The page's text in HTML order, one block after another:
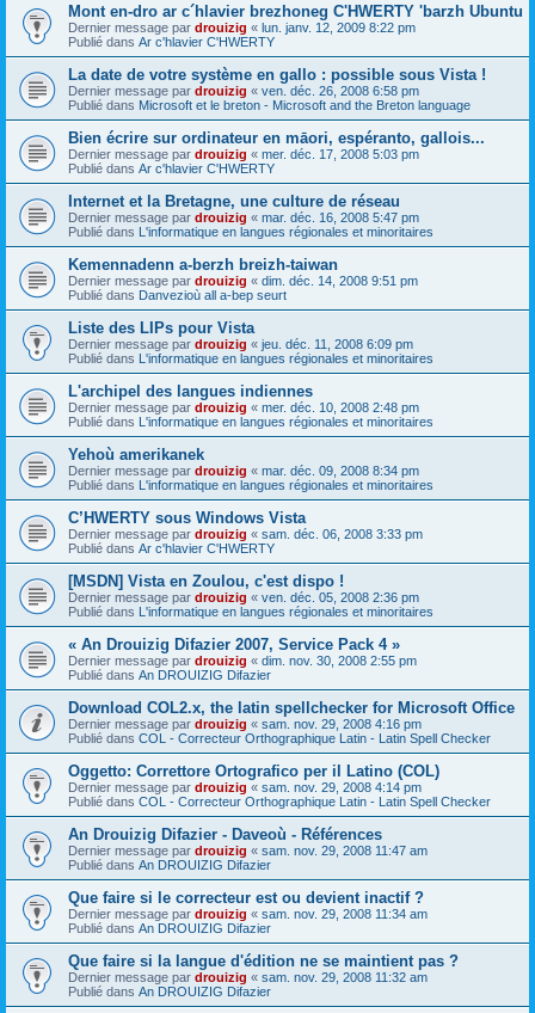
Mont en-dro ar c´hlavier brezhoneg C'HWERTY 'barzh Ubuntu
Dernier message par drouizig « lun. janv. 12, 2009 8:22 pm
Publié dans Ar c'hlavier C'HWERTY
La date de votre système en gallo : possible sous Vista !
Dernier message par drouizig « ven. déc. 26, 2008 6:58 pm
Publié dans Microsoft et le breton - Microsoft and the Breton language
Bien écrire sur ordinateur en māori, espéranto, gallois...
Dernier message par drouizig « mer. déc. 17, 2008 5:03 pm
Publié dans Ar c'hlavier C'HWERTY
Internet et la Bretagne, une culture de réseau
Dernier message par drouizig « mar. déc. 16, 2008 5:47 pm
Publié dans L'informatique en langues régionales et minoritaires
Kemennadenn a-berzh breizh-taiwan
Dernier message par drouizig « dim. déc. 14, 2008 9:51 pm
Publié dans Danvezioù all a-bep seurt
Liste des LIPs pour Vista
Dernier message par drouizig « jeu. déc. 11, 2008 6:09 pm
Publié dans L'informatique en langues régionales et minoritaires
L'archipel des langues indiennes
Dernier message par drouizig « mer. déc. 10, 2008 2:48 pm
Publié dans L'informatique en langues régionales et minoritaires
Yehoù amerikanek
Dernier message par drouizig « mar. déc. 09, 2008 8:34 pm
Publié dans L'informatique en langues régionales et minoritaires
C’HWERTY sous Windows Vista
Dernier message par drouizig « sam. déc. 06, 2008 3:33 pm
Publié dans Ar c'hlavier C'HWERTY
[MSDN] Vista en Zoulou, c'est dispo !
Dernier message par drouizig « ven. déc. 05, 2008 2:36 pm
Publié dans L'informatique en langues régionales et minoritaires
« An Drouizig Difazier 2007, Service Pack 4 »
Dernier message par drouizig « dim. nov. 30, 2008 2:55 pm
Publié dans An DROUIZIG Difazier
Download COL2.x, the latin spellchecker for Microsoft Office
Dernier message par drouizig « sam. nov. 29, 2008 4:16 pm
Publié dans COL - Correcteur Orthographique Latin - Latin Spell Checker
Oggetto: Correttore Ortografico per il Latino (COL)
Dernier message par drouizig « sam. nov. 29, 2008 4:14 pm
Publié dans COL - Correcteur Orthographique Latin - Latin Spell Checker
An Drouizig Difazier - Daveoù - Références
Dernier message par drouizig « sam. nov. 29, 2008 11:47 am
Publié dans An DROUIZIG Difazier
Que faire si le correcteur est ou devient inactif ?
Dernier message par drouizig « sam. nov. 29, 2008 11:34 am
Publié dans An DROUIZIG Difazier
Que faire si la langue d'édition ne se maintient pas ?
Dernier message par drouizig « sam. nov. 29, 2008 11:32 am
Publié dans An DROUIZIG Difazier